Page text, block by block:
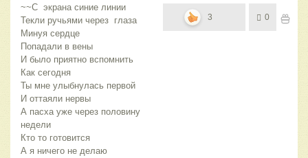
~~С экрана синие линии
Текли ручьями через глаза
Минуя сердце
Попадали в вены
И было приятно вспомнить
Как сегодня
Ты мне улыбнулась первой
И оттаяли нервы
А пасха уже через половину
недели
Кто то готовится
А я ничего не делаю
3 0